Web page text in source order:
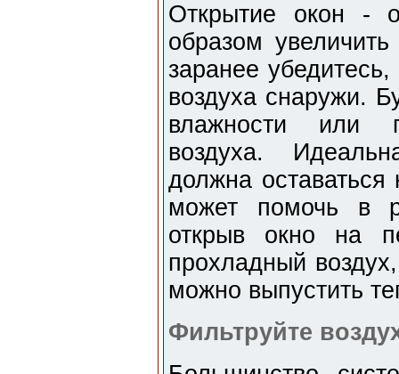
Открытие окон -
образом
заранее
воздуха снаружи.
влажности или
воздуха.
должна
может помочь в
открыв окно на
прохладный
можно выпустить
Фильтруйте